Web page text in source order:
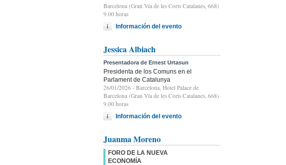
Barcelona (Gran Vía de les Corts Catalanes, 668)
9.00 horas
Información del evento
Jessica Albiach
Presentadora de Ernest Urtasun
Presidenta de los Comuns en el
Parlament de Catalunya
26/01/2026 - Barcelona, Hotel Palace de
Barcelona (Gran Vía de les Corts Catalanes, 668)
9.00 horas
Información del evento
Juanma Moreno
FORO DE LA NUEVA
ECONOMÍA